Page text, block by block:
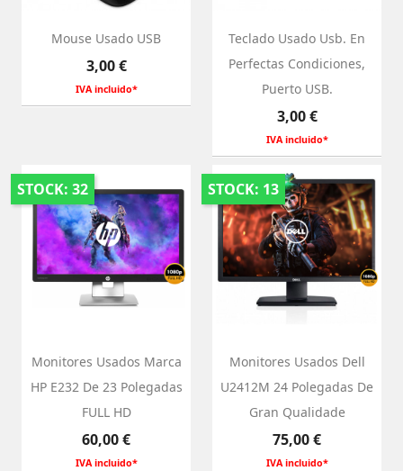
Mouse Usado USB
Preço
3,00 €
IVA incluido*
Teclado Usado Usb. En
Perfectas Condiciones,
Puerto USB.
Preço
3,00 €
IVA incluido*
STOCK: 32
Monitores Usados Marca
HP E232 De 23 Polegadas
FULL HD
Preço
60,00 €
IVA incluido*
STOCK: 13
Monitores Usados Dell
U2412M 24 Polegadas De
Gran Qualidade
Preço
75,00 €
IVA incluido*